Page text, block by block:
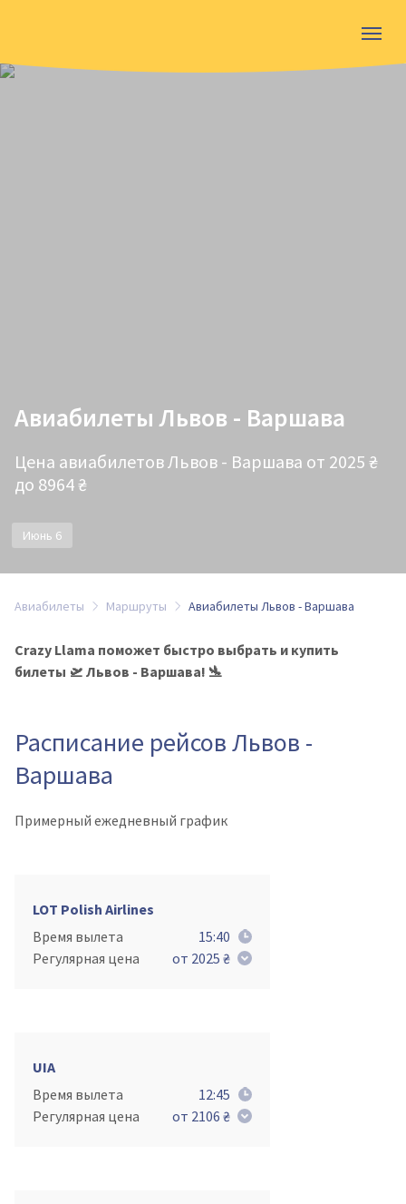
Авиабилеты Львов - Варшава
Цена авиабилетов Львов - Варшава от 2025 ₴
до 8964 ₴
Июнь 6
Авиабилеты Маршруты Авиабилеты Львов - Варшава
Crazy Llama поможет быстро выбрать и купить
билеты 🛫 Львов - Варшава! 🛬
Расписание рейсов Львов -
Варшава
Примерный ежедневный график
LOT Polish Airlines
Время вылета
15:40
Регулярная цена
от 2025 ₴
UIA
Время вылета
12:45
Регулярная цена
от 2106 ₴